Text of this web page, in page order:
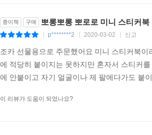
종이책 구매 뽀롱뽀롱 뽀로로 미니 스티커북
p********2 2020-03-02 신고
조카 선물용으로 주문했어요 미니 스티커북
에 적당히 붙이지는 못하지만 혼자서 스티커
에 안붙이고 자기 얼굴이나 제 팔에다가도 붙
이 리뷰가 도움이 되었나요?